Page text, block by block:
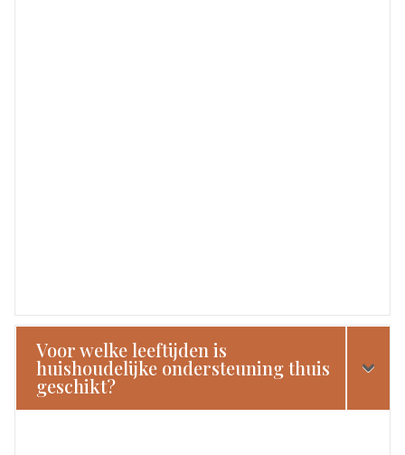
Voor welke leeftijden is
huishoudelijke ondersteuning thuis
geschikt?